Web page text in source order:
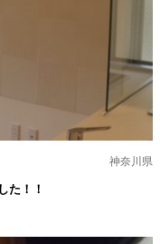
神奈川県
た！！